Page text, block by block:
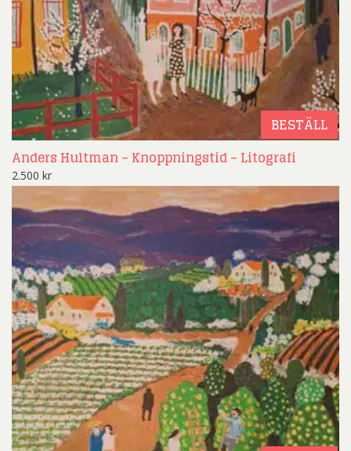
BESTÄLL
Anders Hultman – Knoppningstid – Litografi
2.500 kr